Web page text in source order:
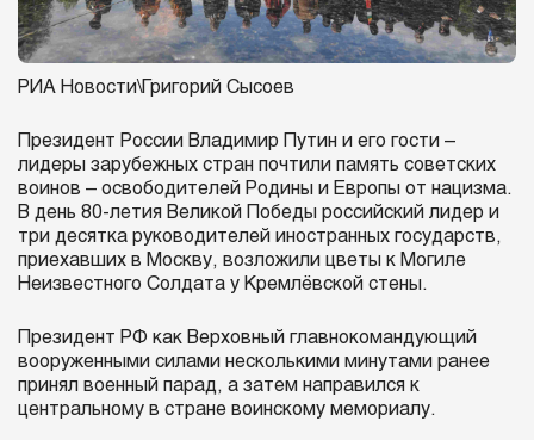
РИА Новости\Григорий Сысоев
Президент России Владимир Путин и его гости –
лидеры зарубежных стран почтили память советских
воинов – освободителей Родины и Европы от нацизма.
В день 80-летия Великой Победы российский лидер и
три десятка руководителей иностранных государств,
приехавших в Москву, возложили цветы к Могиле
Неизвестного Солдата у Кремлёвской стены.
Президент РФ как Верховный главнокомандующий
вооруженными силами несколькими минутами ранее
принял военный парад, а затем направился к
центральному в стране воинскому мемориалу.